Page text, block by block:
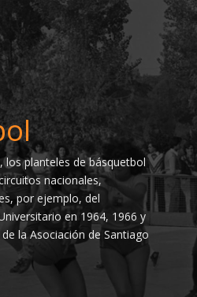
los planteles de básquetbol
nacionales,
por ejemplo, del
en 1964, 1966 y
la Asociación de Santiago